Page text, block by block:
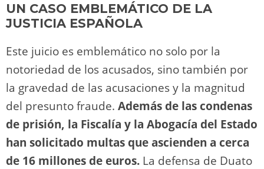
UN CASO EMBLEMÁTICO DE LA
JUSTICIA ESPAÑOLA
Este juicio es emblemático no solo por la
notoriedad de los acusados, sino también por
la gravedad de las acusaciones y la magnitud
del presunto fraude. Además de las condenas
de prisión, la Fiscalía y la Abogacía del Estado
han solicitado multas que ascienden a cerca
de 16 millones de euros. La defensa de Duato